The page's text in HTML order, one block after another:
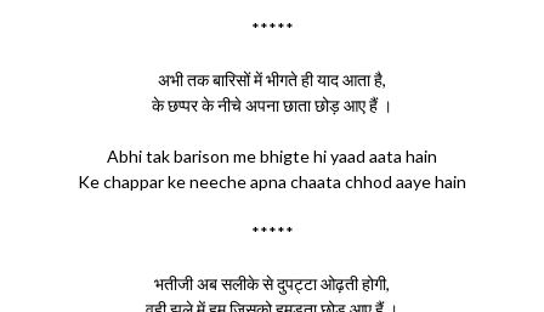
*****
अभी तक बारिसों में भीगते ही याद आता है,
के छप्पर के नीचे अपना छाता छोड़ आए हैं ।
Abhi tak barison me bhigte hi yaad aata hain
Ke chappar ke neeche apna chaata chhod aaye hain
*****
भतीजी अब सलीके से दुपट्टा ओढ़ती होगी,